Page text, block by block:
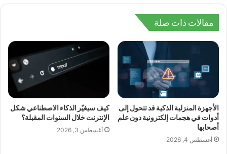
مقالات ذات صلة
الأجهزة المنزلية الذكية قد تتحول إلى
أدوات في هجمات إلكترونية دون علم
أصحابها
أغسطس 4, 2026
كيف سيغيّر الذكاء الاصطناعي شكل
الإنترنت خلال السنوات المقبلة؟
أغسطس 3, 2026